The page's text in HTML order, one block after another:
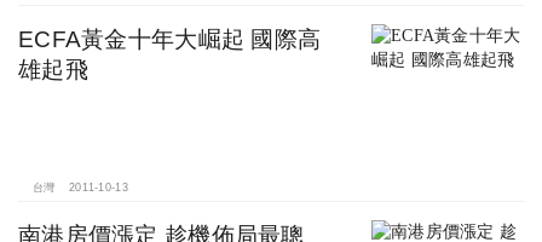
ECFA黃金十年大崛起 國際高
雄起飛
台灣 2011-10-13
南港房價漲定 趁機佈局最聰